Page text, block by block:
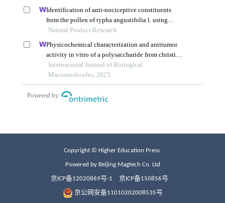
Copyright © Higher Education Press.
Powered by Beijing Magtech Co. Ltd
京ICP备12020869号-1 京ICP备150856号
京公网安备11010202008535号